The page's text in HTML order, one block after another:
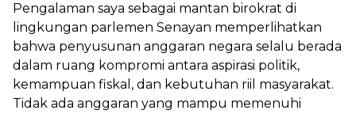
Pengalaman saya sebagai mantan birokrat di
lingkungan parlemen Senayan memperlihatkan
bahwa penyusunan anggaran negara selalu berada
dalam ruang kompromi antara aspirasi politik,
kemampuan fiskal, dan kebutuhan riil masyarakat.
Tidak ada anggaran yang mampu memenuhi